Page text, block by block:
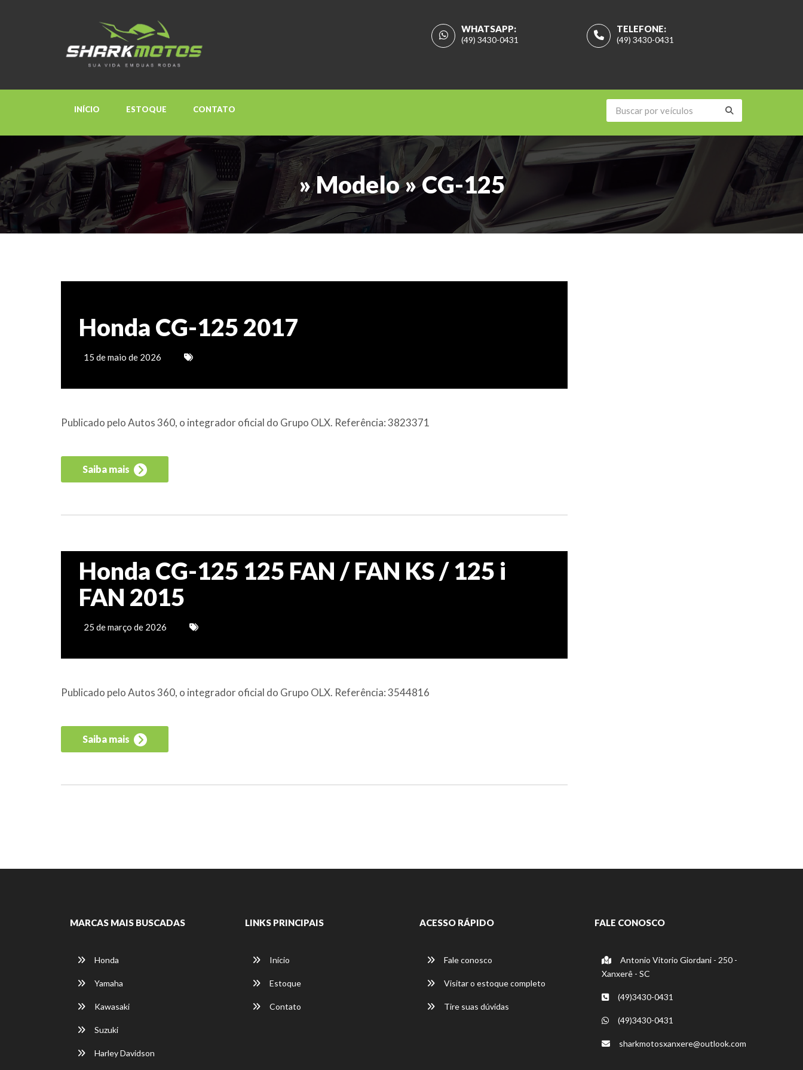
TELEFONE:
(49) 3430-0431
WHATSAPP:
(49) 3430-0431
INÍCIO ESTOQUE CONTATO
» Modelo » CG-125
Honda CG-125 2017
15 de maio de 2026
Publicado pelo Autos 360, o integrador oficial do Grupo OLX. Referência: 3823371
Saiba mais
Honda CG-125 125 FAN / FAN KS / 125 i
FAN 2015
25 de março de 2026
Publicado pelo Autos 360, o integrador oficial do Grupo OLX. Referência: 3544816
Saiba mais
MARCAS MAIS BUSCADAS
Honda
Yamaha
Kawasaki
Suzuki
Harley Davidson
LINKS PRINCIPAIS
Início
Estoque
Contato
ACESSO RÁPIDO
Fale conosco
Visitar o estoque completo
Tire suas dúvidas
FALE CONOSCO
Antonio Vitorio Giordani - 250 -
Xanxerê - SC
(49)3430-0431
(49)3430-0431
sharkmotosxanxere@outlook.com